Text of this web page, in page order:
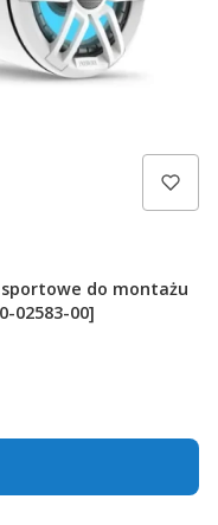
02583-00]